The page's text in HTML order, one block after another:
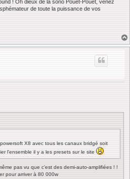
! Oh dieux de la sono Pouet-Pouet, venez
de toute la puissance de vos
X8 avec tous les canaux bridgé soit
l'ensemble il y a les presets sur le site
pas vu que c'est des demi-auto-amplifiées ! !
pour arriver à 80 000w